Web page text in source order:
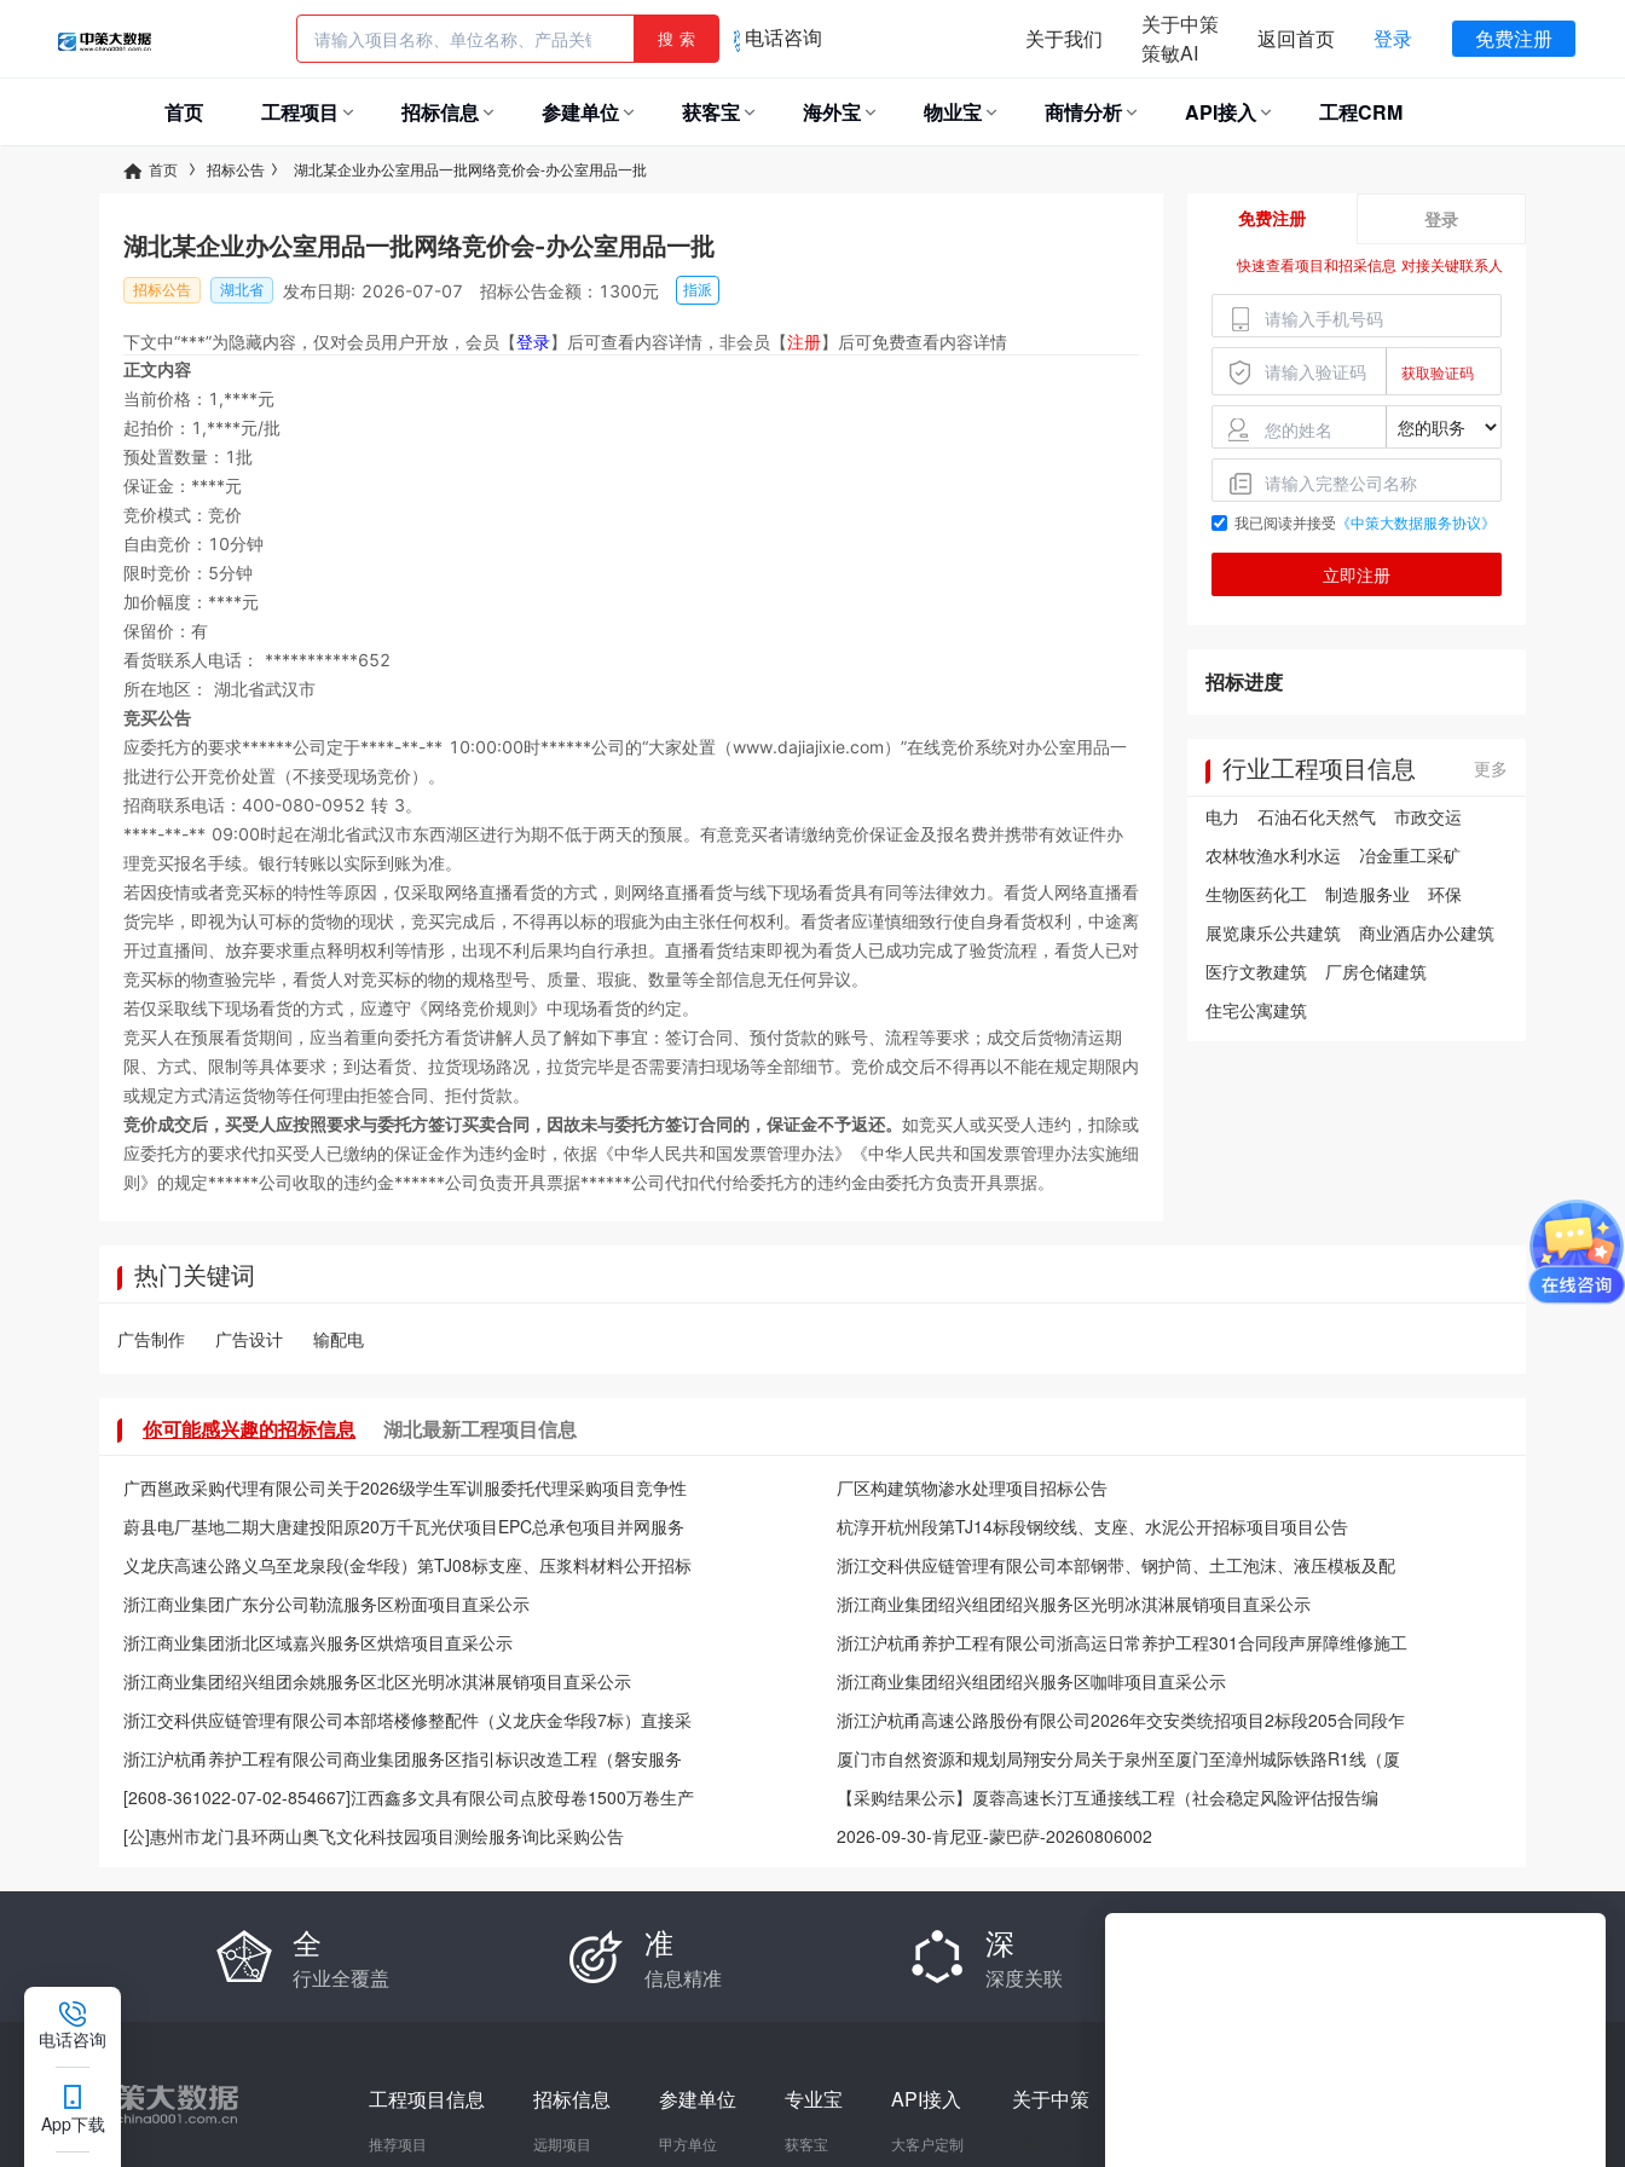
搜 索 电话咨询 关于我们
关于中策
策敏AI
返回首页 登录 免费注册
首页 工程项目 招标信息 参建单位 获客宝 海外宝 物业宝 商情分析 API接入 工程CRM
首页 招标公告 湖北某企业办公室用品一批网络竞价会-办公室用品一批
湖北某企业办公室用品一批网络竞价会-办公室用品一批
招标公告 湖北省 发布日期: 2026-07-07 招标公告金额：1300元 指派
下文中“***”为隐藏内容，仅对会员用户开放，会员【登录】后可查看内容详情，非会员【注册】后可免费查看内容详情
正文内容
当前价格：1,****元
起拍价：1,****元/批
预处置数量：1批
保证金：****元
竞价模式：竞价
自由竞价：10分钟
限时竞价：5分钟
加价幅度：****元
保留价：有
看货联系人电话： ***********652
所在地区： 湖北省武汉市
竞买公告
应委托方的要求******公司定于****-**-** 10:00:00时******公司的“大家处置（www.dajiajixie.com）”在线竞价系统对办公室用品一
批进行公开竞价处置（不接受现场竞价）。
招商联系电话：400-080-0952 转 3。
****-**-** 09:00时起在湖北省武汉市东西湖区进行为期不低于两天的预展。有意竞买者请缴纳竞价保证金及报名费并携带有效证件办
理竞买报名手续。银行转账以实际到账为准。
若因疫情或者竞买标的特性等原因，仅采取网络直播看货的方式，则网络直播看货与线下现场看货具有同等法律效力。看货人网络直播看
货完毕，即视为认可标的货物的现状，竞买完成后，不得再以标的瑕疵为由主张任何权利。看货者应谨慎细致行使自身看货权利，中途离
开过直播间、放弃要求重点释明权利等情形，出现不利后果均自行承担。直播看货结束即视为看货人已成功完成了验货流程，看货人已对
竞买标的物查验完毕，看货人对竞买标的物的规格型号、质量、瑕疵、数量等全部信息无任何异议。
若仅采取线下现场看货的方式，应遵守《网络竞价规则》中现场看货的约定。
竞买人在预展看货期间，应当着重向委托方看货讲解人员了解如下事宜：签订合同、预付货款的账号、流程等要求；成交后货物清运期
限、方式、限制等具体要求；到达看货、拉货现场路况，拉货完毕是否需要清扫现场等全部细节。竞价成交后不得再以不能在规定期限内
或规定方式清运货物等任何理由拒签合同、拒付货款。
竞价成交后，买受人应按照要求与委托方签订买卖合同，因故未与委托方签订合同的，保证金不予返还。 如竞买人或买受人违约，扣除或
应委托方的要求代扣买受人已缴纳的保证金作为违约金时，依据《中华人民共和国发票管理办法》《中华人民共和国发票管理办法实施细
则》的规定******公司收取的违约金******公司负责开具票据******公司代扣代付给委托方的违约金由委托方负责开具票据。
免费注册 登录
快速查看项目和招采信息 对接关键联系人
我已阅读并接受 《中策大数据服务协议》
立即注册
招标进度
行业工程项目信息
更多
电力
石油石化天然气
市政交运
农林牧渔水利水运
冶金重工采矿
生物医药化工
制造服务业
环保
展览康乐公共建筑
商业酒店办公建筑
医疗文教建筑
厂房仓储建筑
住宅公寓建筑
热门关键词
广告制作 广告设计 输配电
你可能感兴趣的招标信息 湖北最新工程项目信息
广西邕政采购代理有限公司关于2026级学生军训服委托代理采购项目竞争性
磋商公告
厂区构建筑物渗水处理项目招标公告
蔚县电厂基地二期大唐建投阳原20万千瓦光伏项目EPC总承包项目并网服务
及计量设备试验采购招标公告
杭淳开杭州段第TJ14标段钢绞线、支座、水泥公开招标项目项目公告
义龙庆高速公路义乌至龙泉段(金华段）第TJ08标支座、压浆料材料公开招标
项目第1次澄清回复/修改
浙江交科供应链管理有限公司本部钢带、钢护筒、土工泡沫、液压模板及配
件(交工新材料、沪渝高速3标、G60沪昆高速高桥段1标、义龙庆金华段4标)
公开招标项目中标公告
浙江商业集团广东分公司勒流服务区粉面项目直采公示
浙江商业集团绍兴组团绍兴服务区光明冰淇淋展销项目直采公示
浙江商业集团浙北区域嘉兴服务区烘焙项目直采公示
浙江沪杭甬养护工程有限公司浙高运日常养护工程301合同段声屏障维修施工
分包成交公告
浙江商业集团绍兴组团余姚服务区北区光明冰淇淋展销项目直采公示
浙江商业集团绍兴组团绍兴服务区咖啡项目直采公示
浙江交科供应链管理有限公司本部塔楼修整配件（义龙庆金华段7标）直接采
购项目成交公告
浙江沪杭甬高速公路股份有限公司2026年交安类统招项目2标段205合同段乍
嘉苏隔离栅专项整治工程成交公告
浙江沪杭甬养护工程有限公司商业集团服务区指引标识改造工程（磐安服务
区、方岩服务区、东阳停车区）标识工程施工分包成交公告
厦门市自然资源和规划局翔安分局关于泉州至厦门至漳州城际铁路R1线（厦
门段）（一期）国有建设用地使用权采用划拨方式供地的批前公示
[2608-361022-07-02-854667]江西鑫多文具有限公司点胶母卷1500万卷生产
线升级改造建设项目企业投资项目备案
【采购结果公示】厦蓉高速长汀互通接线工程（社会稳定风险评估报告编
制、节能评估报告编制、地质灾害危险性评估报告编制、用地预审与规划选
[公]惠州市龙门县环两山奥飞文化科技园项目测绘服务询比采购公告 2026-09-30-肯尼亚-蒙巴萨-20260806002
全
行业全覆盖
准
信息精准
深
深度关联
工程项目信息
推荐项目
招标信息
远期项目
参建单位
甲方单位
专业宝
获客宝
API接入
大客户定制
关于中策
电话咨询
App下载